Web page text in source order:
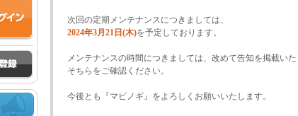
次回の定期メンテナンスにつきましては、
2024年3月21日(木)を予定しております。
メンテナンスの時間につきましては、改めて告知を掲載いた
そちらをご確認ください。
今後とも『マビノギ』をよろしくお願いいたします。